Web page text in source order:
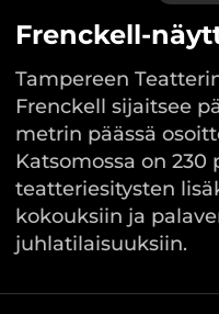
Frenckell-
Tampereen
Frenckell sijaitsee
metrin päässä
Katsomossa on
teatteriesitysten
kokouksiin ja
juhlatilaisuuksiin.